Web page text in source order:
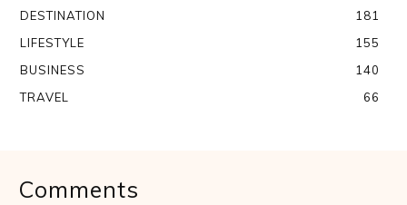
DESTINATION
181
LIFESTYLE
155
BUSINESS
140
TRAVEL
66
Comments